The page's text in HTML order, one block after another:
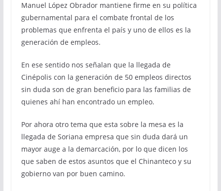
Manuel López Obrador mantiene firme en su política
gubernamental para el combate frontal de los
problemas que enfrenta el país y uno de ellos es la
generación de empleos.
En ese sentido nos señalan que la llegada de
Cinépolis con la generación de 50 empleos directos
sin duda son de gran beneficio para las familias de
quienes ahí han encontrado un empleo.
Por ahora otro tema que esta sobre la mesa es la
llegada de Soriana empresa que sin duda dará un
mayor auge a la demarcación, por lo que dicen los
que saben de estos asuntos que el Chinanteco y su
gobierno van por buen camino.